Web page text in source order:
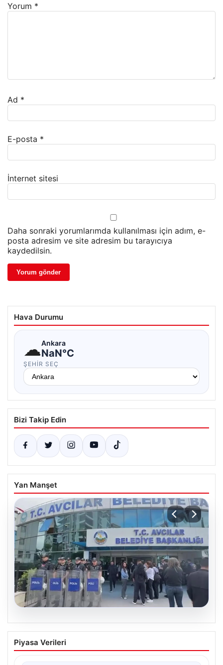
Yorum *
Ad *
E-posta *
İnternet sitesi
Daha sonraki yorumlarımda kullanılması için adım, e-
posta adresim ve site adresim bu tarayıcıya
kaydedilsin.
Hava Durumu
☁Ankara
NaN°C
ŞEHIR SEÇ
Bizi Takip Edin
Yan Manşet
Avcılar Belediyesi’ne operasyon. 12
şüpheli gözaltına alındı
Piyasa Verileri